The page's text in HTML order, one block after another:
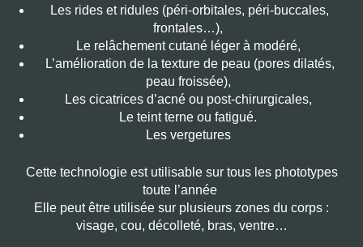
Les rides et ridules (péri-orbitales, péri-buccales,
frontales…),
Le relâchement cutané léger à modéré,
L’amélioration de la texture de peau (pores dilatés,
peau froissée),
Les cicatrices d’acné ou post-chirurgicales,
Le teint terne ou fatigué.
Les vergetures
Cette technologie est utilisable sur tous les phototypes
toute l’année
Elle peut être utilisée sur plusieurs zones du corps :
visage, cou, décolleté, bras, ventre…